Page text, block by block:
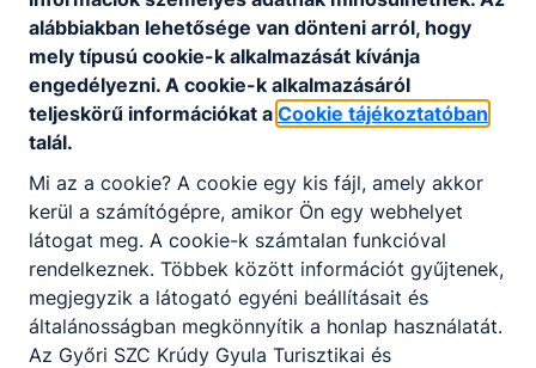
Nagy örömmel láttuk vendégül a Pedagógiai
Szakszolgálat nyári táborának résztvevőit iskolánkban.
2026. júl. 4.
Szívből gratulálunk!
Büszkék vagyunk kollégánkra! 👏
2026. júl. 4.
alábbiakban lehetősége van dönteni arról, hogy
mely típusú cookie-k alkalmazását kívánja
engedélyezni. A cookie-k alkalmazásáról
teljeskörű információkat a Cookie tájékoztatóban
talál.
Mi az a cookie? A cookie egy kis fájl, amely akkor
kerül a számítógépre, amikor Ön egy webhelyet
látogat meg. A cookie-k számtalan funkcióval
rendelkeznek. Többek között információt gyűjtenek,
megjegyzik a látogató egyéni beállításait és
általánosságban megkönnyítik a honlap használatát.
Az Győri SZC Krúdy Gyula Turisztikai és